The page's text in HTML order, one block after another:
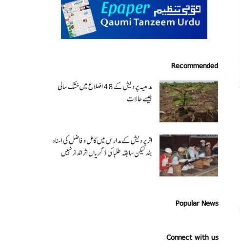
Recommended
مدھیہ پردیش کے 48 اضلاع میں خشک سالی
جیسے حالات
اتر پردیش کےمدارس میں کامل و فاضل کی اسناد
بند لیکن سابقہ طلبا کی ڈگریا ں اثرانداز نہیں
Popular News
Connect with us